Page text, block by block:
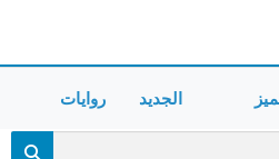
الجديد روايات